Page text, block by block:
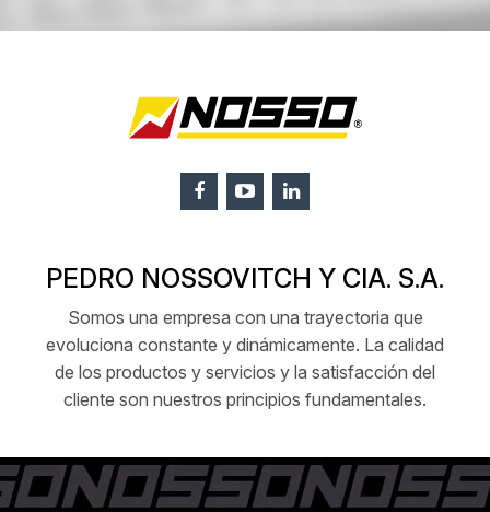
PEDRO NOSSOVITCH Y CIA. S.A.
Somos una empresa con una trayectoria que
evoluciona constante y dinámicamente. La calidad
de los productos y servicios y la satisfacción del
cliente son nuestros principios fundamentales.